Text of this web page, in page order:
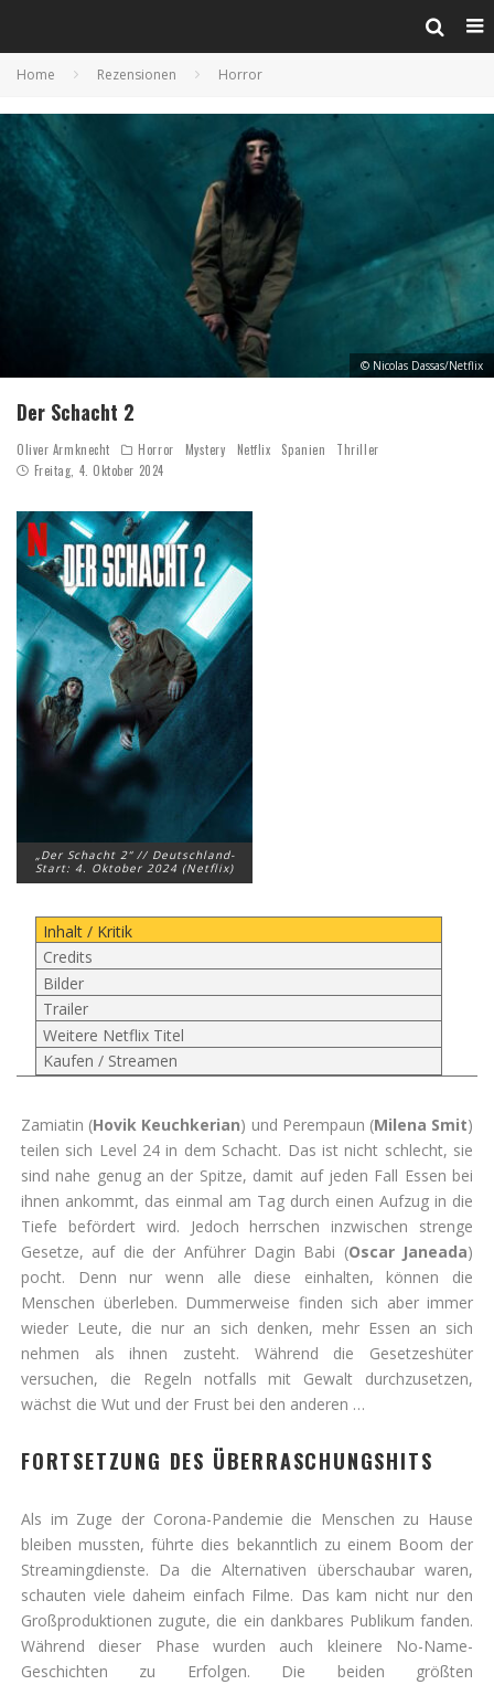
Home Rezensionen Horror
© Nicolas Dassas/Netflix
Der Schacht 2
Oliver Armknecht Horror Mystery Netflix Spanien
Thriller
Freitag, 4. Oktober 2024
„Der Schacht 2“ // Deutschland-
Start: 4. Oktober 2024 (Netflix)
Inhalt / Kritik
Credits
Bilder
Trailer
Weitere Netflix Titel
Kaufen / Streamen
Zamiatin (Hovik Keuchkerian) und Perempaun (Milena Smit)
teilen sich Level 24 in dem Schacht. Das ist nicht schlecht, sie
sind nahe genug an der Spitze, damit auf jeden Fall Essen bei
ihnen ankommt, das einmal am Tag durch einen Aufzug in die
Tiefe befördert wird. Jedoch herrschen inzwischen strenge
Gesetze, auf die der Anführer Dagin Babi (Oscar Janeada)
pocht. Denn nur wenn alle diese einhalten, können die
Menschen überleben. Dummerweise finden sich aber immer
wieder Leute, die nur an sich denken, mehr Essen an sich
nehmen als ihnen zusteht. Während die Gesetzeshüter
versuchen, die Regeln notfalls mit Gewalt durchzusetzen,
wächst die Wut und der Frust bei den anderen …
FORTSETZUNG DES ÜBERRASCHUNGSHITS
Als im Zuge der Corona-Pandemie die Menschen zu Hause
bleiben mussten, führte dies bekanntlich zu einem Boom der
Streamingdienste. Da die Alternativen überschaubar waren,
schauten viele daheim einfach Filme. Das kam nicht nur den
Großproduktionen zugute, die ein dankbares Publikum fanden.
Während dieser Phase wurden auch kleinere No-Name-
Geschichten zu Erfolgen. Die beiden größten